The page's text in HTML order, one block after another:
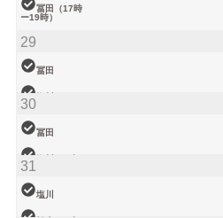
18時）
時）
院長
冨田（17時
ー19時）
大西（9時ー
武井
29
冨田
30
冨田
18時）
武井
31
塩川